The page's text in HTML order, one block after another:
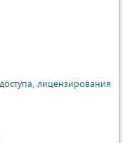
лицензирования